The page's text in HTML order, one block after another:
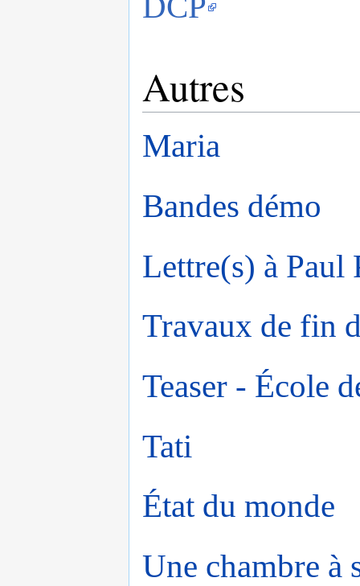
Autres
Maria
Bandes démo
Lettre(s) à Paul
Travaux de fin
Teaser - École
Tati
État du monde
Une chambre à